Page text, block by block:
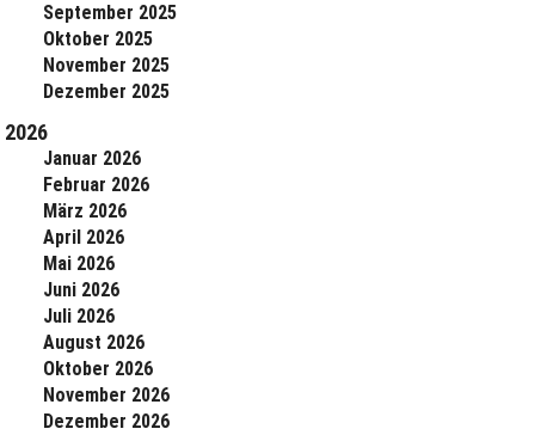
September 2025
Oktober 2025
November 2025
Dezember 2025
2026
Januar 2026
Februar 2026
März 2026
April 2026
Mai 2026
Juni 2026
Juli 2026
August 2026
Oktober 2026
November 2026
Dezember 2026